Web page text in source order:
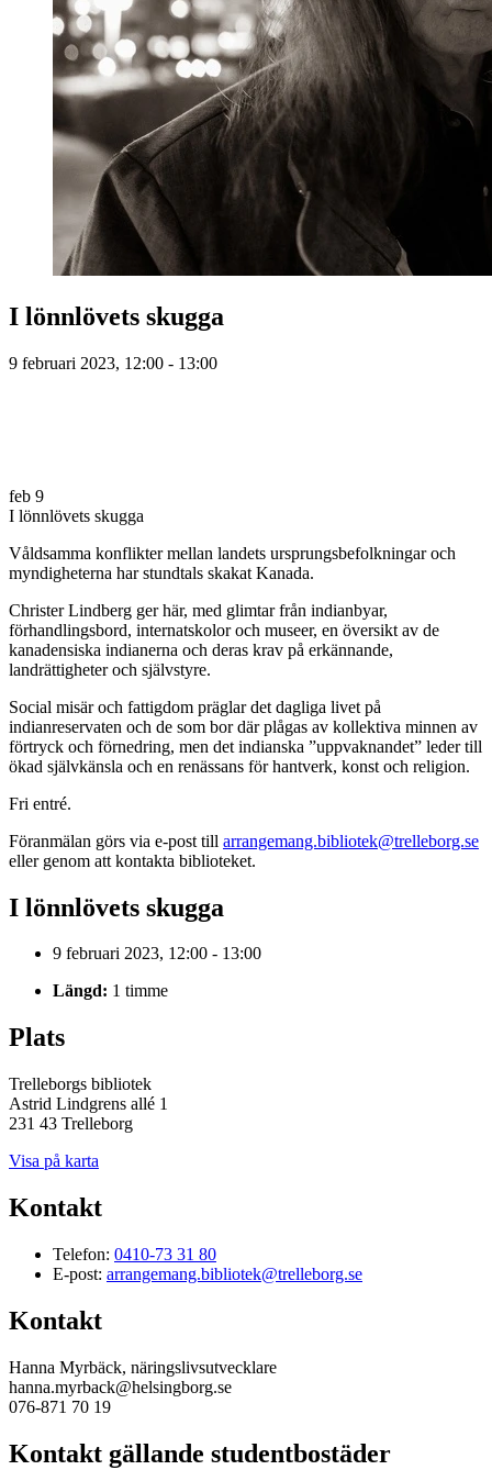
I lönnlövets skugga
9 februari 2023, 12:00 - 13:00
feb 9
I lönnlövets skugga
Våldsamma konflikter mellan landets ursprungsbefolkningar och
myndigheterna har stundtals skakat Kanada.
Christer Lindberg ger här, med glimtar från indianbyar,
förhandlingsbord, internatskolor och museer, en översikt av de
kanadensiska indianerna och deras krav på erkännande,
landrättigheter och självstyre.
Social misär och fattigdom präglar det dagliga livet på
indianreservaten och de som bor där plågas av kollektiva minnen av
förtryck och förnedring, men det indianska ”uppvaknandet” leder till
ökad självkänsla och en renässans för hantverk, konst och religion.
Fri entré.
Föranmälan görs via e-post till arrangemang.bibliotek@trelleborg.se
eller genom att kontakta biblioteket.
I lönnlövets skugga
9 februari 2023, 12:00 - 13:00
Längd: 1 timme
Plats
Trelleborgs bibliotek
Astrid Lindgrens allé 1
231 43 Trelleborg
Visa på karta
Kontakt
Telefon: 0410-73 31 80
E-post: arrangemang.bibliotek@trelleborg.se
Kontakt
Hanna Myrbäck, näringslivsutvecklare
hanna.myrback@helsingborg.se
076-871 70 19
Kontakt gällande studentbostäder